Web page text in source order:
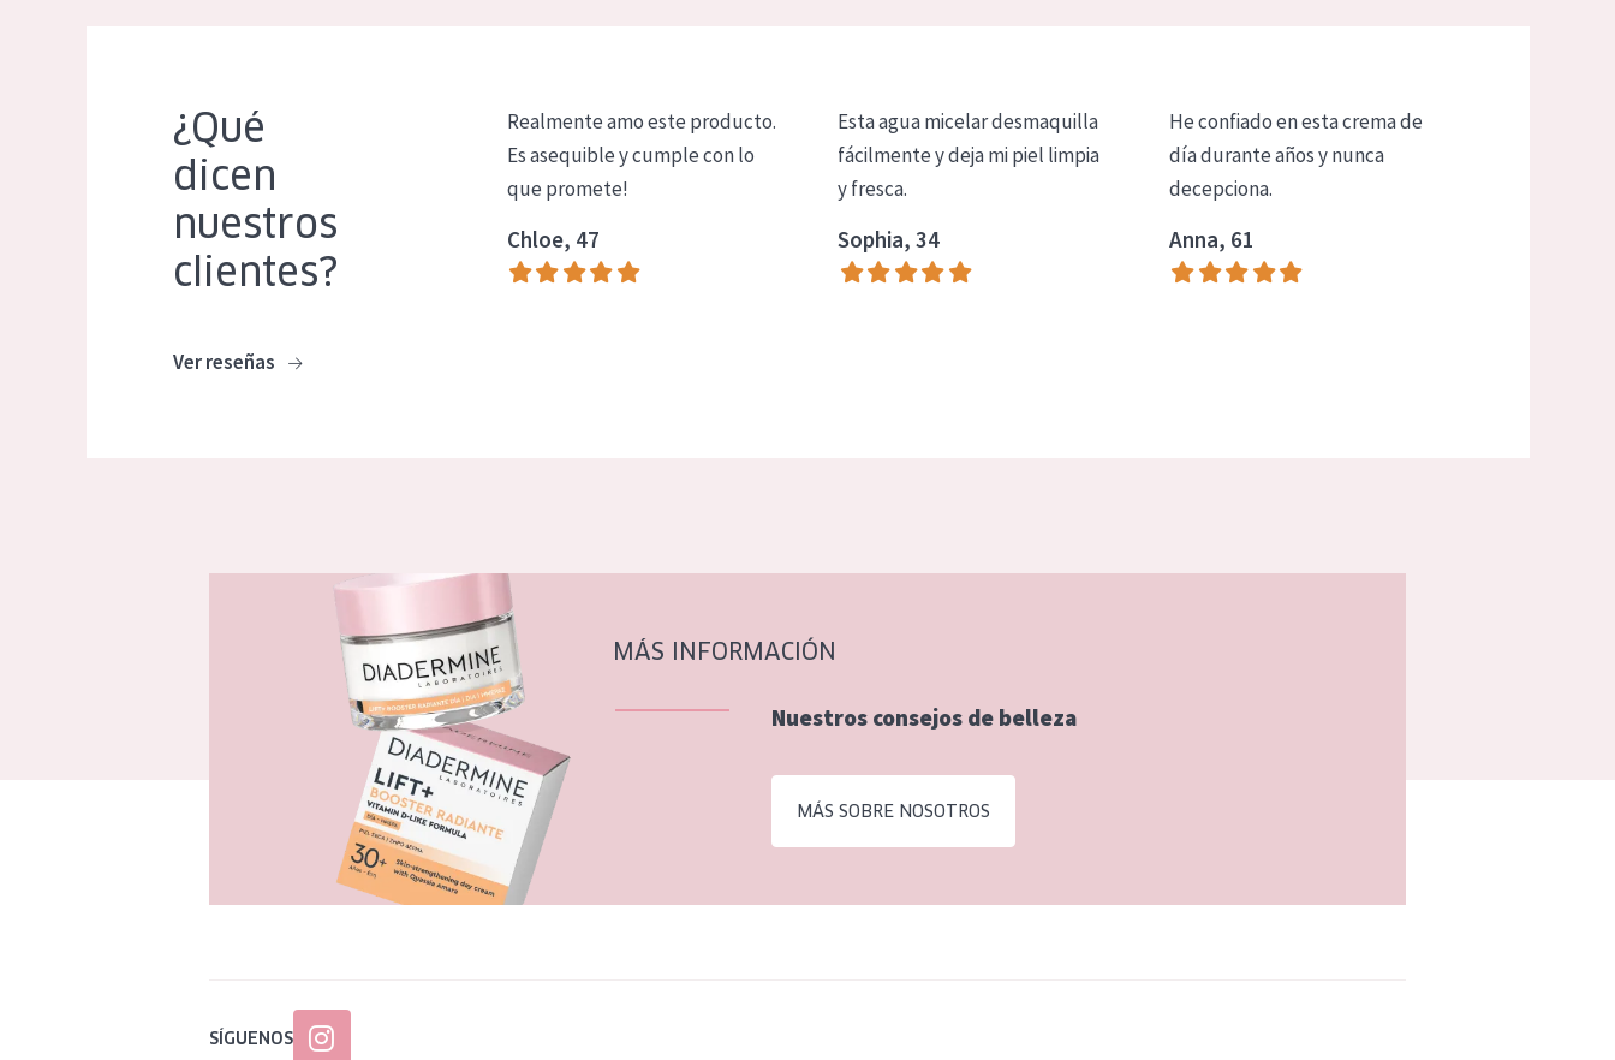
¿Qué
dicen
nuestros
clientes?
Ver reseñas
Realmente amo este producto.
Es asequible y cumple con lo
que promete!
Chloe, 47
Esta agua micelar desmaquilla
fácilmente y deja mi piel limpia
y fresca.
Sophia, 34
He confiado en esta crema de
día durante años y nunca
decepciona.
Anna, 61
MÁS INFORMACIÓN
Nuestros consejos de belleza
MÁS SOBRE NOSOTROS
SÍGUENOS